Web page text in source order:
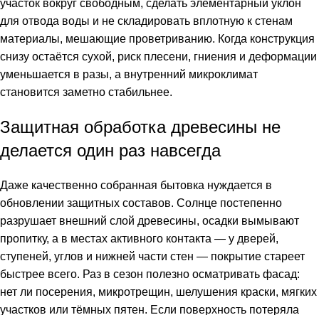
участок вокруг свободным, сделать элементарный уклон
для отвода воды и не складировать вплотную к стенам
материалы, мешающие проветриванию. Когда конструкция
снизу остаётся сухой, риск плесени, гниения и деформации
уменьшается в разы, а внутренний микроклимат
становится заметно стабильнее.
Защитная обработка древесины не
делается один раз навсегда
Даже качественно собранная бытовка нуждается в
обновлении защитных составов. Солнце постепенно
разрушает внешний слой древесины, осадки вымывают
пропитку, а в местах активного контакта — у дверей,
ступеней, углов и нижней части стен — покрытие стареет
быстрее всего. Раз в сезон полезно осматривать фасад:
нет ли посерения, микротрещин, шелушения краски, мягких
участков или тёмных пятен. Если поверхность потеряла